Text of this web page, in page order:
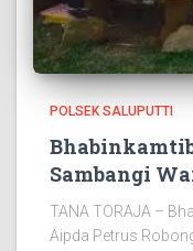
POLSEK SALUPUTTI
Sambangi
TANA TORAJA –
Aipda Petrus